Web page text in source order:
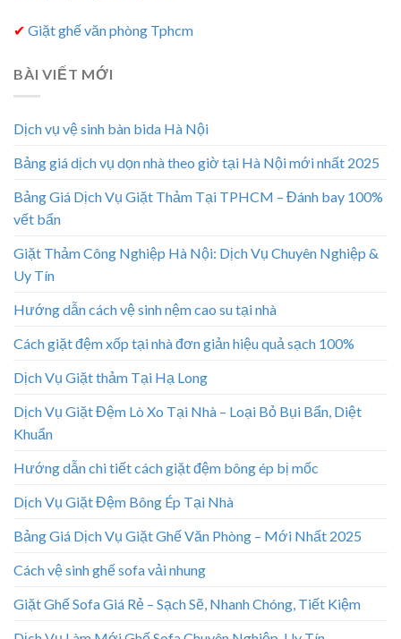
✔ Giặt ghế văn phòng Tphcm
BÀI VIẾT MỚI
Dịch vụ vệ sinh bàn bida Hà Nội
Bảng giá dịch vụ dọn nhà theo giờ tại Hà Nội mới nhất 2025
Bảng Giá Dịch Vụ Giặt Thảm Tại TPHCM – Đánh bay 100%
vết bẩn
Giặt Thảm Công Nghiệp Hà Nội: Dịch Vụ Chuyên Nghiệp &
Uy Tín
Hướng dẫn cách vệ sinh nệm cao su tại nhà
Cách giặt đệm xốp tại nhà đơn giản hiệu quả sạch 100%
Dịch Vụ Giặt thảm Tại Hạ Long
Dịch Vụ Giặt Đệm Lò Xo Tại Nhà – Loại Bỏ Bụi Bẩn, Diệt
Khuẩn
Hướng dẫn chi tiết cách giặt đệm bông ép bị mốc
Dịch Vụ Giặt Đệm Bông Ép Tại Nhà
Bảng Giá Dịch Vụ Giặt Ghế Văn Phòng – Mới Nhất 2025
Cách vệ sinh ghế sofa vải nhung
Giặt Ghế Sofa Giá Rẻ – Sạch Sẽ, Nhanh Chóng, Tiết Kiệm